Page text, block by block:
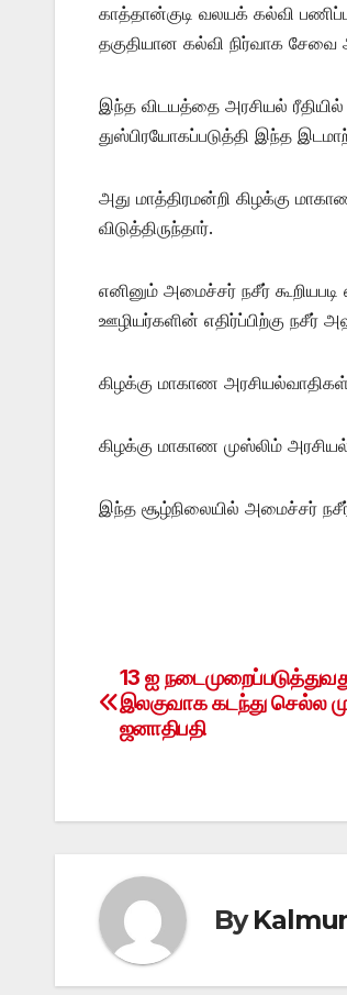
காத்தான்குடி வலயக் கல்வி
தகுதியான கல்வி நிர்வாக சேவை
இந்த விடயத்தை அரசியல்
துஸ்பிரயோகப்படுத்தி இந்த
அது மாத்திரமன்றி கிழக்கு
விடுத்திருந்தார்.
எனினும் அமைச்சர் நசீர்
ஊழியர்களின் எதிர்ப்பிற்கு நசீர்
கிழக்கு மாகாண
கிழக்கு மாகாண முஸ்லிம்
இந்த சூழ்நிலையில் அமைச்சர் நசீர்
Post
navigation
13 ஐ
இலகுவாக கடந்து செல்ல
ஜனாதிபதி
By